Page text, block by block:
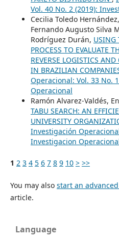
Vol. 40 No. 2 (2019):
Cecilia Toledo
Fernando Augusto Silva
Rodríguez Durán, USING
PROCESS TO EVALUATE
REVERSE LOGISTICS
IN BRAZILIAN
Operacional: Vol. 33 No.
Operacional
Ramón Alvarez-Valdés,
TABU SEARCH: AN
UNIVERSITY
Investigación
Investigacion
1 2 3 4 5 6 7 8 9 10 > >>
You may also start an
article.
Language